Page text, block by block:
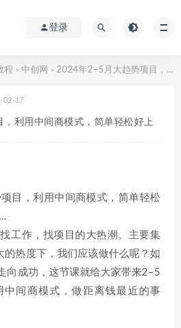
登录
程 > 中创网 > 2024年2–5月大趋势项目，利用中间商模式，简单轻松好上手，轻松月入10W…
02-17
利用中间商模式，简单轻松好上
工作，找项目的大热潮。主要集
热度下，我们应该做什么呢？如
向成功，这节课就给大家带来2–5
中间商模式，做距离钱最近的事